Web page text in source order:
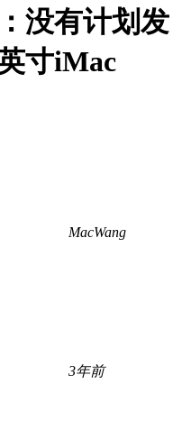
没有计划发
寸iMac
MacWang
3年前